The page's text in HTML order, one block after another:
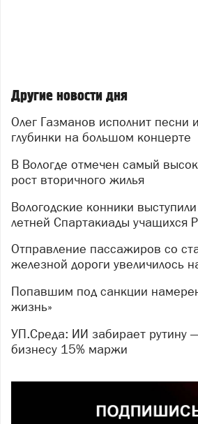
Другие новости дня
Олег Газманов исполнит песни из вологодской
глубинки на большом концерте
В Вологде отмечен самый высокий по стране
рост вторичного жилья
Вологодские конники выступили в финале XIII
летней Спартакиады учащихся
Отправление пассажиров со станций Северной
железной дороги увеличилось
Попавшим под санкции намерены «облегчить
жизнь»
УП.Среда: ИИ забирает рутину — и добавляет
бизнесу 15% маржи